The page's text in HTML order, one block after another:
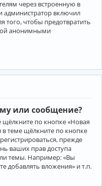
через встроенную в
администратор включил
того, чтобы предотвратить
анонимными
или сообщение?
по кнопке «Новая
теме щёлкните по кнопке
прежде
ваших прав доступа
темы. Например: «Вы
добавлять вложения» и т.п.